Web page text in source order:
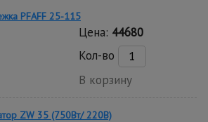
PFAFF 25-115
Цена: 44680
Кол-во
В корзину
ZW 35 (750Вт/ 220В)